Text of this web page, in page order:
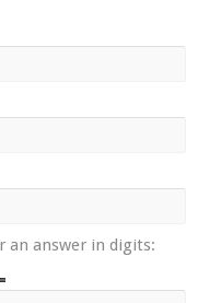
an answer in digits: